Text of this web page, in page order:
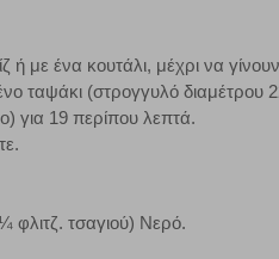
με ένα κουτάλι, μέχρι να
ταψάκι (στρογγυλό διαμέτρου
για 19 περίπου λεπτά.
φλιτζ. τσαγιού) Νερό.